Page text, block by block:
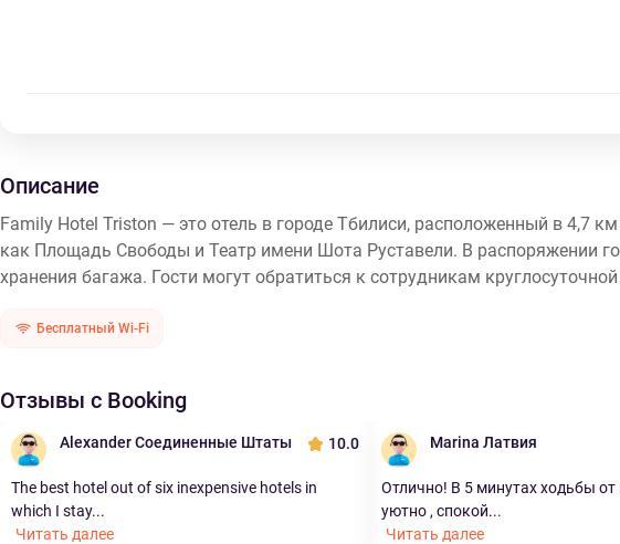
Описание
Family Hotel Triston — это отель в городе Тбилиси, расположенный в 4,7
как Площадь Свободы и Театр имени Шота Руставели. В распоряжении
хранения багажа. Гости могут обратиться к сотрудникам
Бесплатный Wi-Fi
Отзывы с Booking
Alexander Соединенные Штаты 10.0
The best hotel out of six inexpensive hotels in
which I stay...
Читать далее
Marina Латвия
Отлично! В 5 минутах ходьбы от
уютно , спокой...
Читать далее